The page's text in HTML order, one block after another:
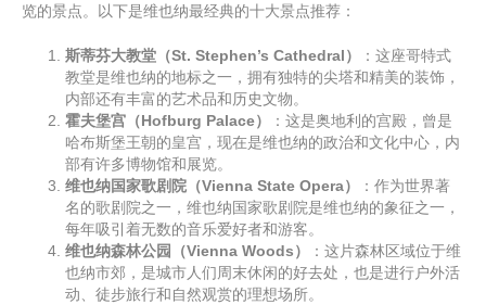
览的景点。以下是维也纳最经典的十大景点推荐：
斯蒂芬大教堂（St. Stephen’s Cathedral）
：这座哥特式
教堂是维也纳的地标之一，拥有独特的尖塔和精美的装饰，
内部还有丰富的艺术品和历史文物。
霍夫堡宫（Hofburg Palace）
：这是奥地利的宫殿，曾是
哈布斯堡王朝的皇宫，现在是维也纳的政治和文化中心，内
部有许多博物馆和展览。
维也纳国家歌剧院（Vienna State Opera）
：作为世界著
名的歌剧院之一，维也纳国家歌剧院是维也纳的象征之一，
每年吸引着无数的音乐爱好者和游客。
维也纳森林公园（Vienna Woods）
：这片森林区域位于维
也纳市郊，是城市人们周末休闲的好去处，也是进行户外活
动、徒步旅行和自然观赏的理想场所。